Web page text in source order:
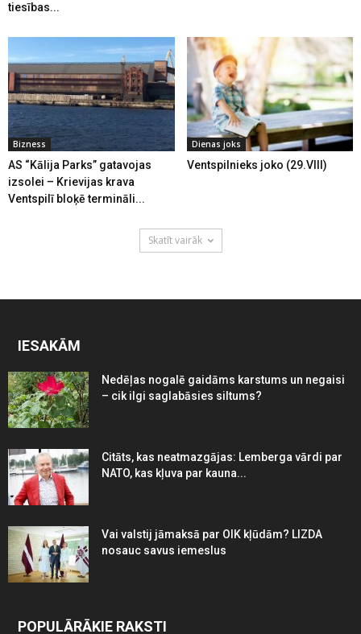
tiesības...
Bizness
AS “Kālija Parks” gatavojas
izsolei – Krievijas krava
Ventspilī bloķē termināli...
Dienas joks
Ventspilnieks joko (29.VIII)
Skatīt vairāk
IESAKĀM
Nedēļas nogalē gaidāms karstums un negaisi
– cik ilgi saglabāsies siltums?
Citāts, kas neatmazgājas: Lemberga vārdi par
NATO, kas kļuva par kauna...
Vai valstij jāmaksā par OIK kļūdām? LIZDA
nosauc savus iemeslus
POPULĀRĀKIE RAKSTI